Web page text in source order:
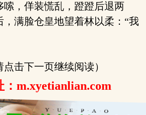
，佯装慌乱，蹬蹬后退两
，满脸仓皇地望着林以柔：“我
击下一页继续阅读）
：m.xyetianlian.com